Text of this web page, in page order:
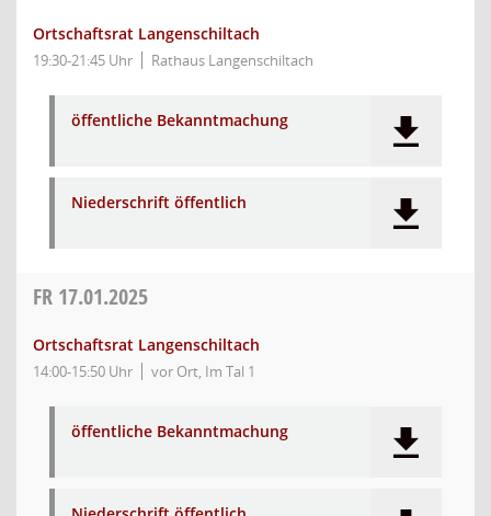
Ortschaftsrat Langenschiltach
19:30-21:45 Uhr Rathaus Langenschiltach
öffentliche Bekanntmachung
Niederschrift öffentlich
FR 17.01.2025
Ortschaftsrat Langenschiltach
14:00-15:50 Uhr vor Ort, Im Tal 1
öffentliche Bekanntmachung